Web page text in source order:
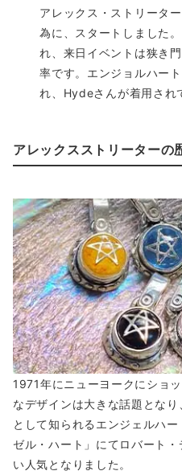
アレックス・ストリータ
為に、スタートしました
れ、来日イベントは狭き
率です。エンジョルハー
れ、Hydeさんが着用され
アレックスストリーターの
1971年にニューヨークにショ
なデザインは大きな話題とな
として知られるエンジェルハ
ゼル・ハート」にてロバート
い人気となりました。